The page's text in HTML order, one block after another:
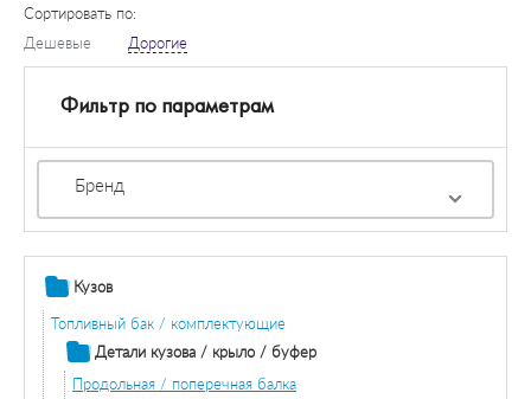
Сортировать по:
Дешевые
Дорогие
Фильтр по параметрам
Бренд
Кузов
Топливный бак / комплектующие
Детали кузова / крыло / буфер
Продольная / поперечная балка